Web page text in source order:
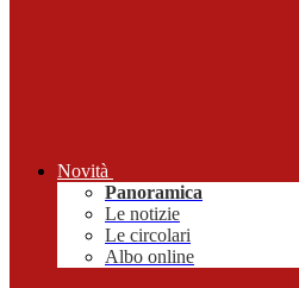
Novità
Panoramica
Le notizie
Le circolari
Albo online